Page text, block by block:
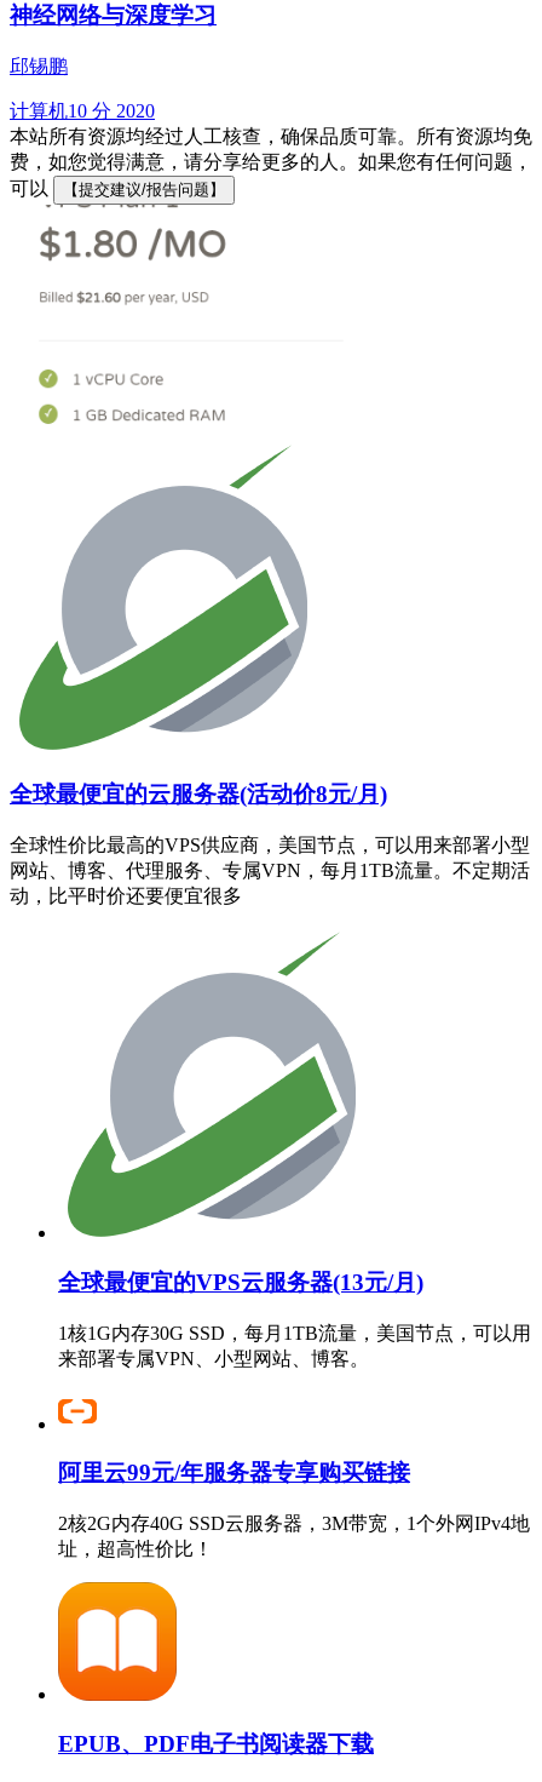
神经网络与深度学习
邱锡鹏
计算机10 分 2020
本站所有资源均经过人工核查，确保品质可靠。所有资源均免
费，如您觉得满意，请分享给更多的人。如果您有任何问题，
可以
【提交建议/报告问题】
全球最便宜的云服务器(活动价8元/月)
全球性价比最高的VPS供应商，美国节点，可以用来部署小型
网站、博客、代理服务、专属VPN，每月1TB流量。不定期活
动，比平时价还要便宜很多
全球最便宜的VPS云服务器(13元/月)
1核1G内存30G SSD，每月1TB流量，美国节点，可以用
来部署专属VPN、小型网站、博客。
阿里云99元/年服务器专享购买链接
2核2G内存40G SSD云服务器，3M带宽，1个外网IPv4地
址，超高性价比！
EPUB、PDF电子书阅读器下载